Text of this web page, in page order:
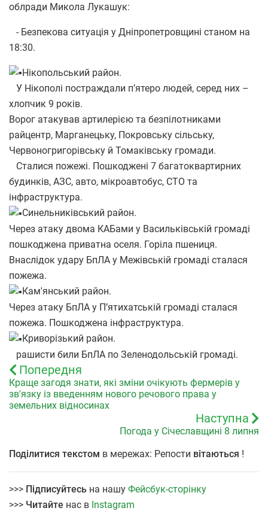
облради Микола Лукашук:
- Безпекова ситуація у Дніпропетровщині станом на
18:30.
Нікопольський район.
У Нікополі постраждали пʼятеро людей, серед них –
хлопчик 9 років.
Ворог атакував артилерією та безпілотниками
райцентр, Марганецьку, Покровську сільську,
Червоногригорівську й Томаківську громади.
Сталися пожежі. Пошкоджені 7 багатоквартирних
будинків, АЗС, авто, мікроавтобус, СТО та
інфраструктура.
Синельниківський район.
Через атаку двома КАБами у Васильківській громаді
пошкоджена приватна оселя. Горіла пшениця.
Внаслідок удару БпЛА у Межівській громаді сталася
пожежа.
Кам'янський район.
Через атаку БпЛА у Пʼятихатській громаді сталася
пожежа. Пошкоджена інфраструктура.
Криворізький район.
рашисти били БпЛА по Зеленодольській громаді.
Попередня
Краще загодя знати, які зміни очікують фермерів у
зв'язку із введенням нового речового права у
земельних відносинах
Наступна
Погода у Січеславщині 8 липня
Поділитися текстом в мережах: Репости вітаються !
>>> Підписуйтесь на нашу Фейсбук-сторінку
>>> Читайте нас в Instagram